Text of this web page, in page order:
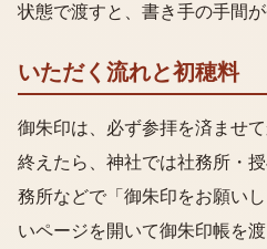
状態で渡すと、書き手の手間が
いただく流れと初穂料
御朱印は、必ず参拝を済ませ
終えたら、神社では社務所・
務所などで「御朱印をお願い
いページを開いて御朱印帳を渡